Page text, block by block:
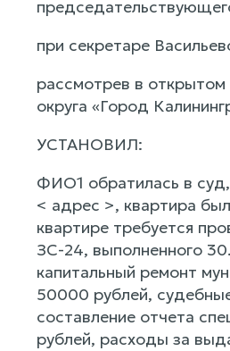
при секретаре
рассмотрев в
округа «Город
УСТАНОВИЛ:
ФИО1 обратилась в суд,
< адрес >, квартира
квартире требуется
ЗС-24, выполненного
капитальный ремонт
50000 рублей,
составление отчета
рублей, расходы за